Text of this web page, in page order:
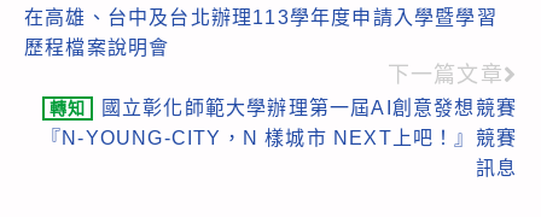
articles
在高雄、台中及台北辦理113學年度申請入學暨學習
歷程檔案說明會
下一篇文章
轉知
國立彰化師範大學辦理第一屆AI創意發想競賽
『N-YOUNG-CITY，N 樣城市 NEXT上吧！』競賽
訊息